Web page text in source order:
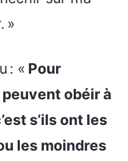
»
: « Pour
peuvent obéir à
s’ils ont les
les moindres